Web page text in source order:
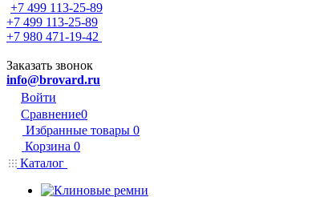
+7 499 113-25-89
+7 499 113-25-89
+7 980 471-19-42
Заказать звонок
info@brovard.ru
Войти
Сравнение0
Избранные товары 0
Корзина 0
Каталог